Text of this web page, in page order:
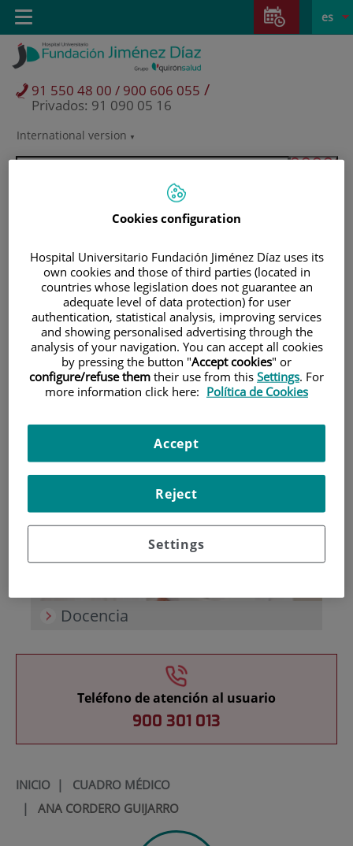
Saltar al contenido
Saltar
contenido
Selector
activo
es
International version
91 550 48 00 / 900 606 055 /
Privados: 91 090 05 16
Toggle
navigation
Pacientes y visitantes
Investigación
Docencia
Teléfono de atención al usuario
900 301 013
INICIO| CUADRO MÉDICO
| ANA CORDERO GUIJARRO
Cookies configuration
Hospital Universitario Fundación Jiménez Díaz uses its
own cookies and those of third parties (located in
countries whose legislation does not guarantee an
adequate level of data protection) for user
authentication, statistical analysis, improving services
and showing personalised advertising through the
analysis of your navigation. You can accept all cookies
by pressing the button "Accept cookies" or
configure/refuse them their use from this Settings. For
more information click here: Política de Cookies
Settings
Reject
Accept